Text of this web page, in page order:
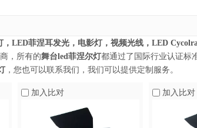
LED菲涅耳发光，电影灯，视频光线，LED
，所有的舞台led菲涅尔灯都通过了国际行业认证标
，您也可以联系我们，我们可以提供定制服务。
加入比对 加入比对